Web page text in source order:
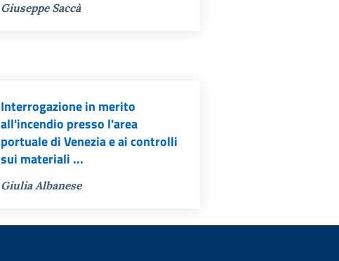
Giuseppe Saccà
Interrogazione in merito
all'incendio presso l'area
portuale di Venezia e ai controlli
sui materiali ...
Giulia Albanese